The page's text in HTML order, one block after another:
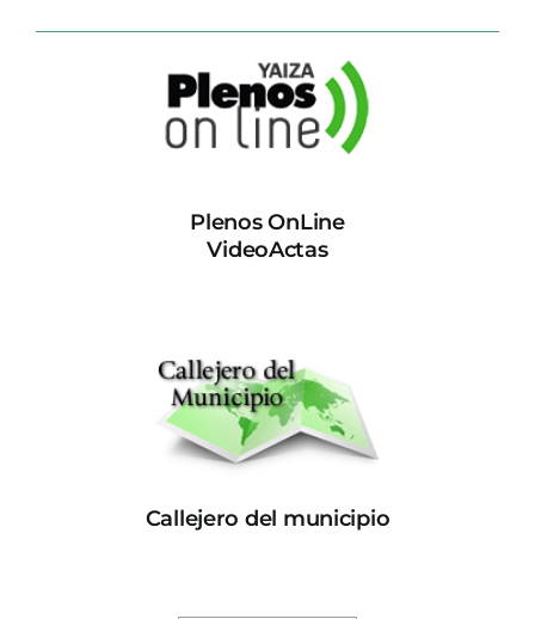
Plenos OnLine
VideoActas
Callejero del municipio